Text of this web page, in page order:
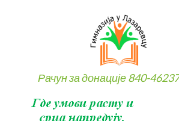
Рачун за донације 840-